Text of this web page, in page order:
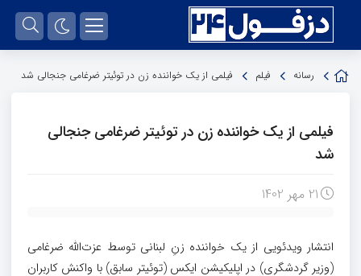
رسانه فیلم فیلمی از یک خواننده زن در توئیتر ضرغامی جنجالی شد
فیلمی از یک خواننده زن در توئیتر ضرغامی جنجالی
شد
21 مهر 1402
انتشار ویدئویی از یک خواننده زنِ لبنانی توسط عزت‌الله ضرغامی
(وزیر گردشگری) در اپلیکیشن ایکس (توئیتر سابق) با واکنش کاربران